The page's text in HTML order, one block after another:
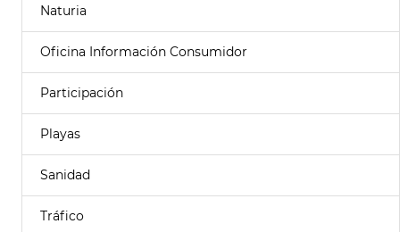
Naturia
Oficina Información Consumidor
Participación
Playas
Sanidad
Tráfico